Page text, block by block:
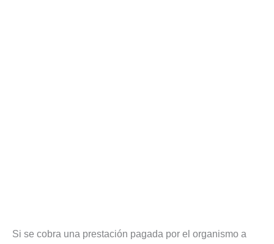
Si se cobra una prestación pagada por el organismo a